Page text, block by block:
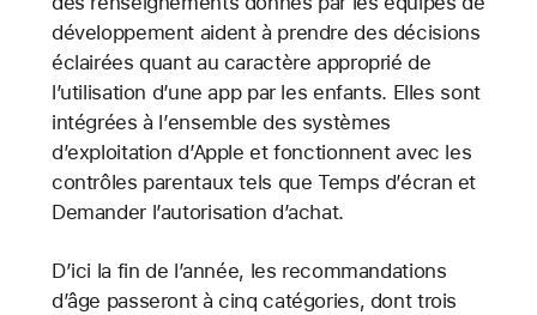
développement aident à prendre des décisions
éclairées quant au caractère approprié de
l’utilisation d’une app par les enfants. Elles sont
intégrées à l’ensemble des systèmes
d’exploitation d’Apple et fonctionnent avec les
contrôles parentaux tels que Temps d’écran et
Demander l’autorisation d’achat.
D’ici la fin de l’année, les recommandations
d’âge passeront à cinq catégories, dont trois